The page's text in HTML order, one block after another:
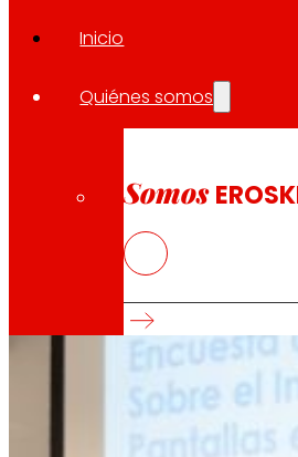
Inicio
Quiénes somos
Somos
Así somos
Todo nuestro ADN:
16.10.2025
Más de la mitad
Encuesta escolar